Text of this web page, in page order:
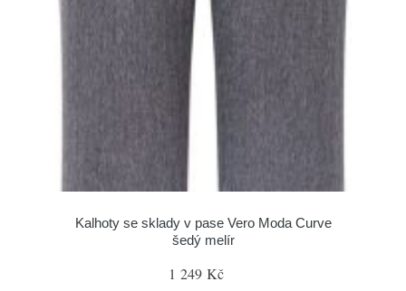
Kalhoty se sklady v pase Vero Moda Curve
šedý melír
1 249 Kč